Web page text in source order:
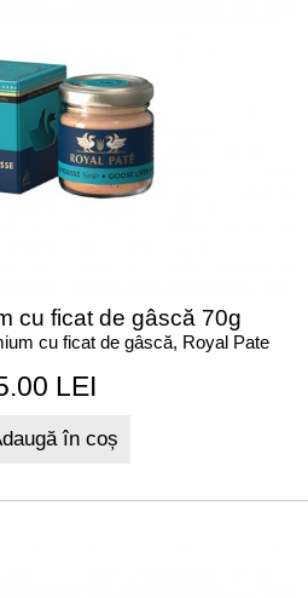
cu ficat de gâscă 70g
cu ficat de gâscă, Royal Pate
LEI
în coș